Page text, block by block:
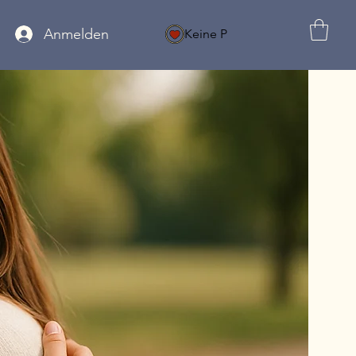
Keine P
Anmelden